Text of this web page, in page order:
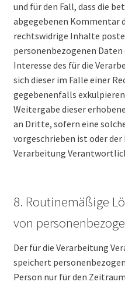
und für den Fall, dass die
abgegebenen Kommentar
rechtswidrige Inhalte
personenbezogenen
Interesse des für die
sich dieser im Falle einer
gegebenenfalls
Weitergabe dieser
an Dritte, sofern eine
vorgeschrieben ist oder
Verarbeitung
8. Routinemäßige
von
Der für die Verarbeitung
speichert
Person nur für den